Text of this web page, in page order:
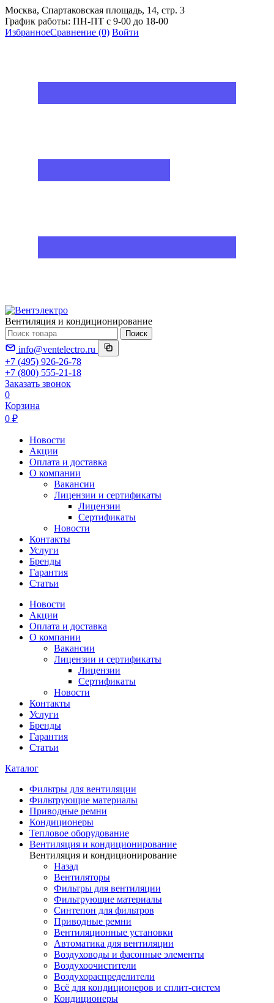
Москва, Спартаковская площадь, 14, стр. 3
График работы: ПН-ПТ с 9-00 до 18-00
ИзбранноеСравнение (0) Войти
Вентиляция и кондиционирование
Поиск
info@ventelectro.ru
+7 (495) 926-26-78
+7 (800) 555-21-18
Заказать звонок
0
Корзина
0 ₽
Новости
Акции
Оплата и доставка
О компании
Вакансии
Лицензии и сертификаты
Лицензии
Сертификаты
Новости
Контакты
Услуги
Бренды
Гарантия
Статьи
Новости
Акции
Оплата и доставка
О компании
Вакансии
Лицензии и сертификаты
Лицензии
Сертификаты
Новости
Контакты
Услуги
Бренды
Гарантия
Статьи
Каталог
Фильтры для вентиляции
Фильтрующие материалы
Приводные ремни
Кондиционеры
Тепловое оборудование
Вентиляция и кондиционирование
Вентиляция и кондиционирование
Назад
Вентиляторы
Фильтры для вентиляции
Фильтрующие материалы
Синтепон для фильтров
Приводные ремни
Вентиляционные установки
Автоматика для вентиляции
Воздуховоды и фасонные элементы
Воздухоочистители
Воздухораспределители
Всё для кондиционеров и сплит-систем
Кондиционеры